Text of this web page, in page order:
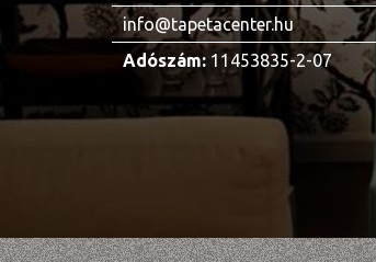
info@tapetacenter.hu
Adószám: 11453835-2-07